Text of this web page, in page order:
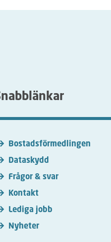
Bostadsförmedlingen
Dataskydd
Frågor & svar
Kontakt
Lediga jobb
Nyheter